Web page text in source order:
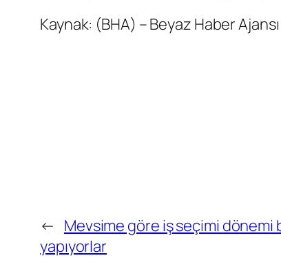
Kaynak: (BHA) – Beyaz Haber Ajansı
← Mevsime göre iş seçimi dönemi
yapıyorlar